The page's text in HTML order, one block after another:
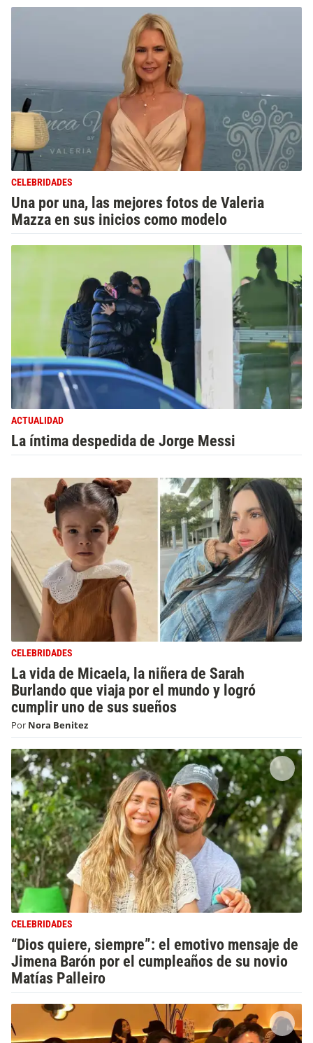
CELEBRIDADES
Una por una, las mejores fotos de Valeria
Mazza en sus inicios como modelo
ACTUALIDAD
La íntima despedida de Jorge Messi
CELEBRIDADES
La vida de Micaela, la niñera de Sarah
Burlando que viaja por el mundo y logró
cumplir uno de sus sueños
Por Nora Benitez
CELEBRIDADES
“Dios quiere, siempre”: el emotivo mensaje de
Jimena Barón por el cumpleaños de su novio
Matías Palleiro